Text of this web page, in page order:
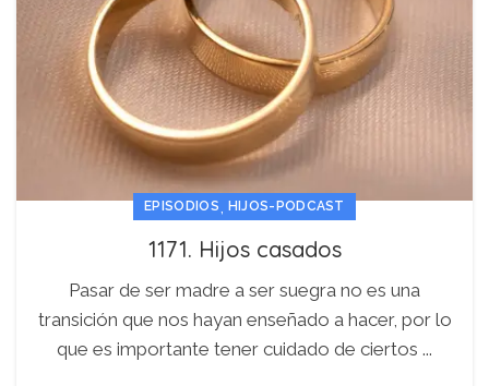
EPISODIOS, HIJOS-PODCAST
1171. Hijos casados
Pasar de ser madre a ser suegra no es una
transición que nos hayan enseñado a hacer, por lo
que es importante tener cuidado de ciertos ...